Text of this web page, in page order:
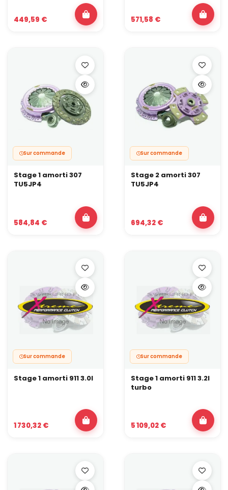
449,59 € 571,58 €
Sur commande
Stage 1 amorti 307
TU5JP4
584,84 €
Sur commande
Stage 2 amorti 307
TU5JP4
694,32 €
Sur commande
Stage 1 amorti 911 3.0l
1 730,32 €
Sur commande
Stage 1 amorti 911 3.2l
turbo
5 109,02 €